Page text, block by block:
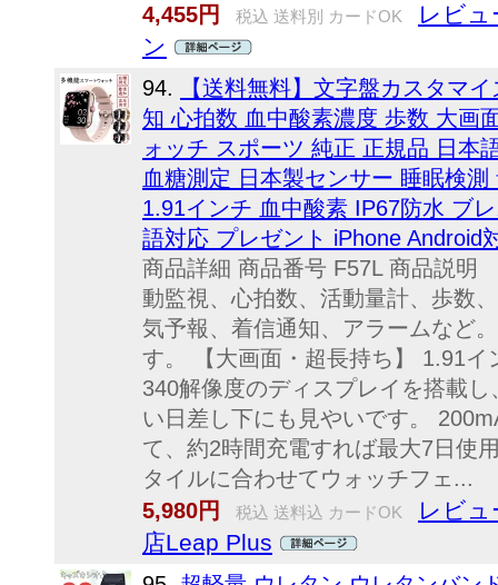
4,455円
税込 送料別 カードOK
レビュ
ン
94.
【送料無料】文字盤カスタマ
知 心拍数 血中酸素濃度 歩数 大画
ォッチ スポーツ 純正 正規品 日本
血糖測定 日本製センサー 睡眠検
1.91インチ 血中酸素 IP67防水 ブ
語対応 プレゼント iPhone Android
商品詳細 商品番号 F57L 商品説明
動監視、心拍数、活動量計、歩数
気予報、着信通知、アラームなど
す。 【大画面・超長持ち】 1.91
340解像度のディスプレイを搭載
い日差し下にも見やいです。
て、約2時間充電すれば最大7日使
タイルに合わせてウォッチフェ...
5,980円
税込 送料込 カードOK
レビュ
店Leap Plus